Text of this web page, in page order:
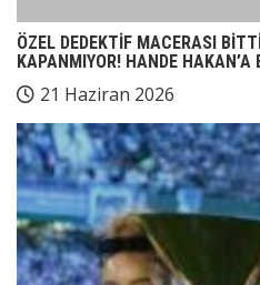
ÖZEL DEDEKTİF MACERASI
KAPANMIYOR! HANDE
21 Haziran 2026